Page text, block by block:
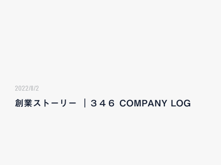
2022/8/2
創業ストーリー ｜３４６ COMPANY LOG